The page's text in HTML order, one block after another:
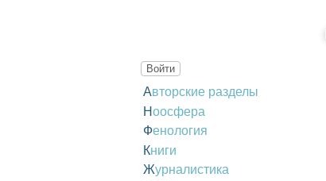
Войти
Авторские разделы
Ноосфера
Фенология
Книги
Журналистика